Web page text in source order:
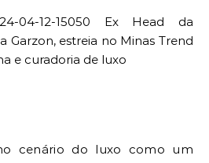
cenário do luxo como um